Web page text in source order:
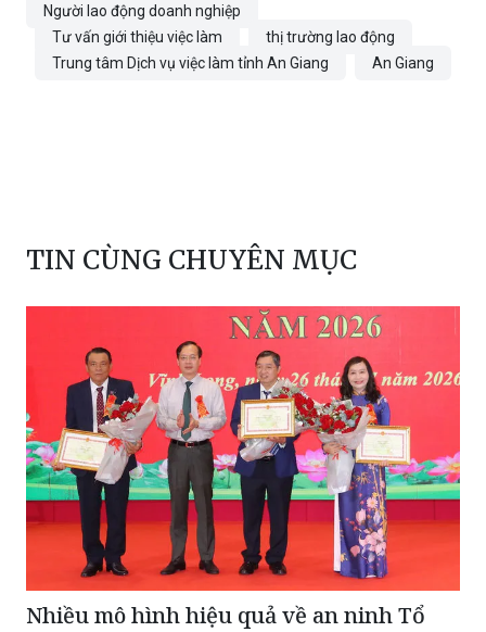
Người lao động doanh nghiệp
Tư vấn giới thiệu việc làm
thị trường lao động
Trung tâm Dịch vụ việc làm tỉnh An Giang
An Giang
TIN CÙNG CHUYÊN MỤC
Nhiều mô hình hiệu quả về an ninh Tổ